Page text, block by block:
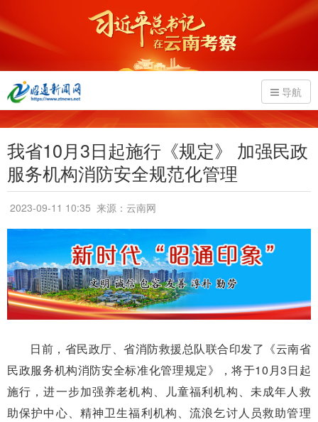
导航
我省10月3日起施行《规定》 加强民政
服务机构消防安全规范化管理
2023-09-11 10:35 来源：云南网
日前，省民政厅、省消防救援总队联合印发了《云南省
民政服务机构消防安全标准化管理规定》，将于10月3日起
施行，进一步加强养老机构、儿童福利机构、未成年人救
助保护中心、精神卫生福利机构、流浪乞讨人员救助管理